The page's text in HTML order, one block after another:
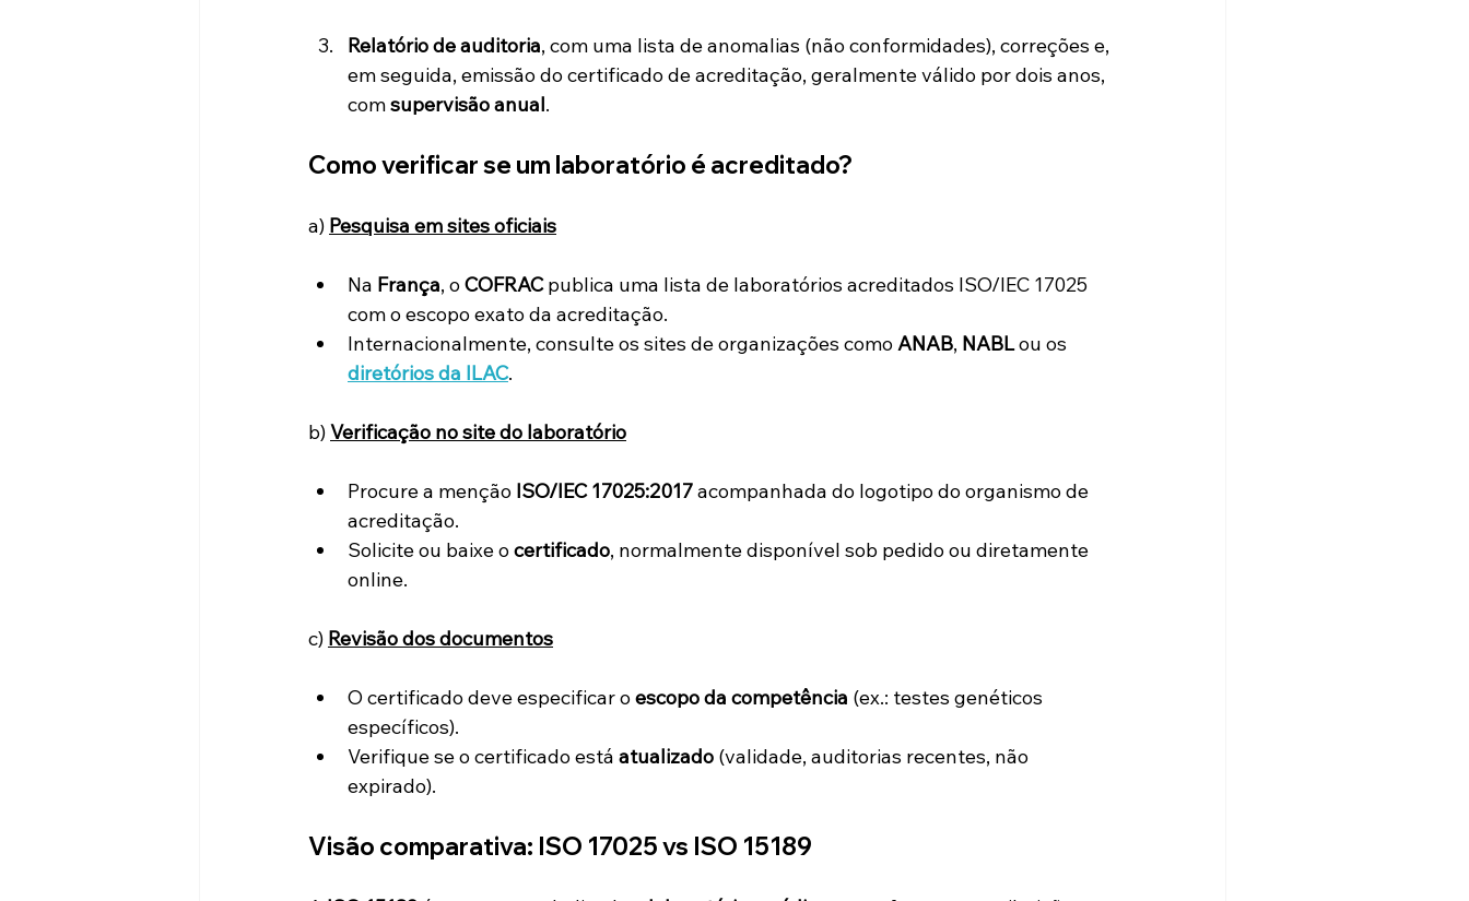
Relatório de auditoria, com uma lista de anomalias (não conformidades), correções e,
em seguida, emissão do certificado de acreditação, geralmente válido por dois anos,
com supervisão anual.
Como verificar se um laboratório é acreditado?
a) Pesquisa em sites oficiais
Na França, o COFRAC publica uma lista de laboratórios acreditados ISO/IEC 17025
com o escopo exato da acreditação.
Internacionalmente, consulte os sites de organizações como ANAB, NABL ou os
diretórios da ILAC.
b) Verificação no site do laboratório
Procure a menção ISO/IEC 17025:2017 acompanhada do logotipo do organismo de
acreditação.
Solicite ou baixe o certificado, normalmente disponível sob pedido ou diretamente
online.
c) Revisão dos documentos
O certificado deve especificar o escopo da competência (ex.: testes genéticos
específicos).
Verifique se o certificado está atualizado (validade, auditorias recentes, não
expirado).
Visão comparativa: ISO 17025 vs ISO 15189